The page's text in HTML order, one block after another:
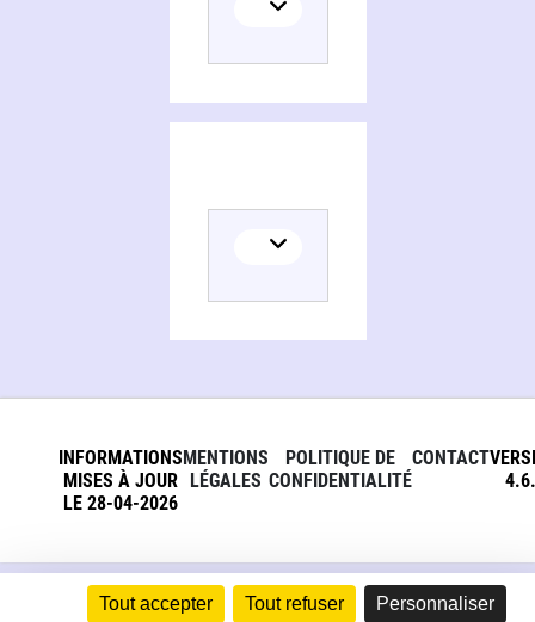
Tout accepter Tout refuser Personnaliser
INFORMATIONS
MISES À JOUR
LE 28-04-2026
MENTIONS
LÉGALES
POLITIQUE DE
CONFIDENTIALITÉ
CONTACT